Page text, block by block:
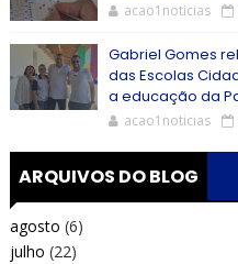
acao1noticias
Gabriel Gomes
das Escolas
a educação da
acao1noticias
ARQUIVOS DO BLOG
agosto (6)
julho (22)